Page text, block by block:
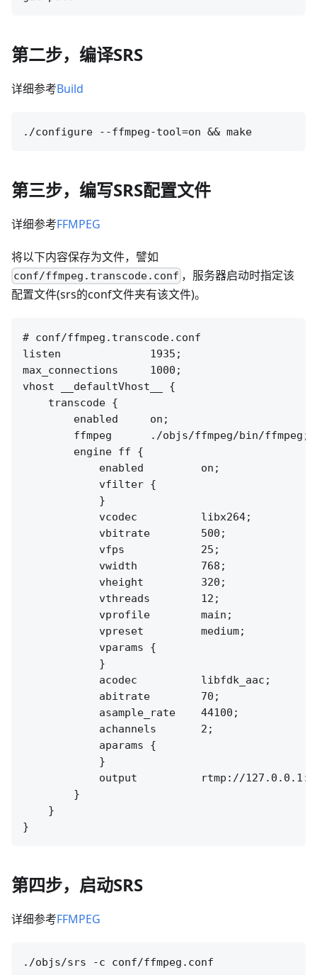
第二步，编译SRS
详细参考Build
第三步，编写SRS配置文件
详细参考FFMPEG
将以下内容保存为文件，譬如
conf/ffmpeg.transcode.conf ，服务器启动时指定该
配置文件(srs的conf文件夹有该文件)。
# conf/ffmpeg.transcode.conf
listen              1935;
max_connections     1000;
vhost __defaultVhost__ {
    transcode {
        enabled     on;
        ffmpeg      ./objs/ffmpeg/bin/ffmpeg;
        engine ff {
            enabled         on;
            vfilter {
            }
            vcodec          libx264;
            vbitrate        500;
            vfps            25;
            vwidth          768;
            vheight         320;
            vthreads        12;
            vprofile        main;
            vpreset         medium;
            vparams {
            }
            acodec          libfdk_aac;
            abitrate        70;
            asample_rate    44100;
            achannels       2;
            aparams {
            }
output          rtmp://
        }
    }
第四步，启动SRS
详细参考FFMPEG